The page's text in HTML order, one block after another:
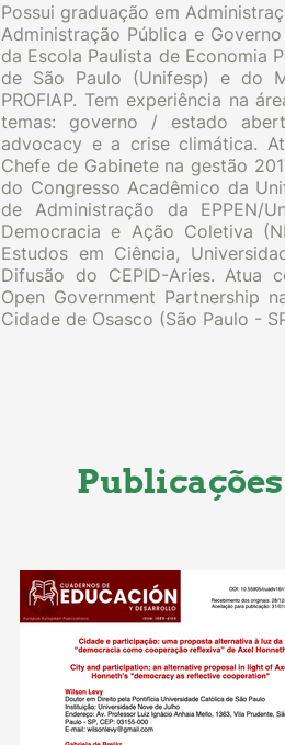
Possui graduação em
Administração Pública e
da Escola Paulista de Economia
de São Paulo (Unifesp) e do
PROFIAP. Tem experiência na
temas: governo / estado
advocacy e a crise climática.
Chefe de Gabinete na gestão
do Congresso Acadêmico da
de Administração da EPPEN/
Democracia e Ação Coletiva
Estudos em Ciência,
Difusão do CEPID-Aries. Atua
Open Government Partnership
Cidade de Osasco (São Paulo -
Publicações